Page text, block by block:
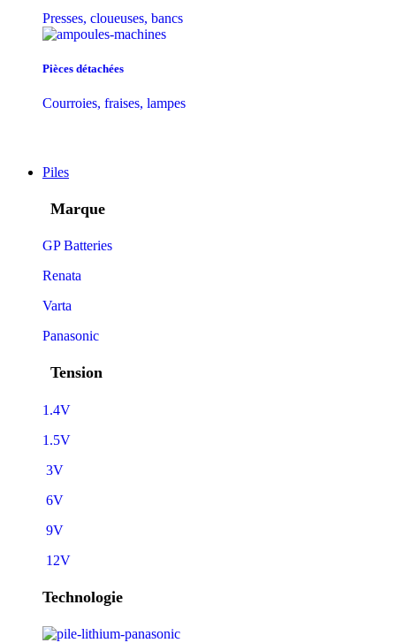
Presses, cloueuses, bancs
Pièces détachées
Courroies, fraises, lampes
Piles
Marque
GP Batteries
Renata
Varta
Panasonic
Tension
1.4V
1.5V
3V
6V
9V
12V
Technologie